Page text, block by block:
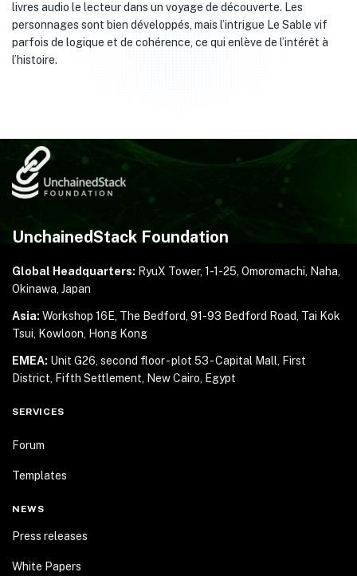
livres audio le lecteur dans un voyage de découverte. Les
personnages sont bien développés, mais l’intrigue Le Sable vif
parfois de logique et de cohérence, ce qui enlève de l’intérêt à
l’histoire.
UnchainedStack Foundation
Global Headquarters: RyuX Tower, 1-1-25, Omoromachi, Naha,
Okinawa, Japan
Asia: Workshop 16E, The Bedford, 91-93 Bedford Road, Tai Kok
Tsui, Kowloon, Hong Kong
EMEA: Unit G26, second floor - plot 53 - Capital Mall,
First
District, Fifth Settlement, New Cairo, Egypt
SERVICES
Forum
Templates
NEWS
Press releases
White Papers